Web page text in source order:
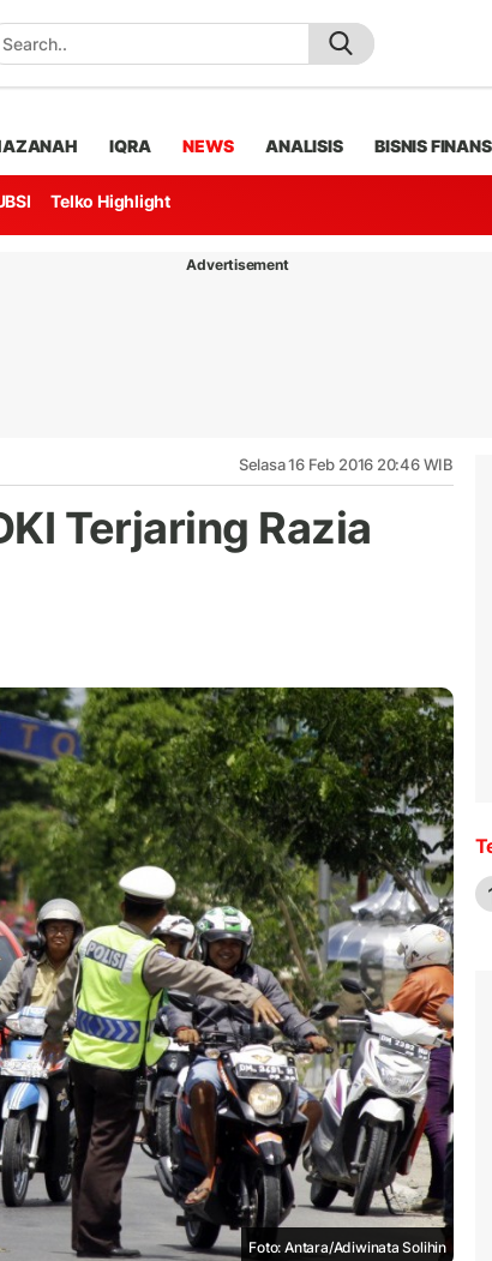
IQRA NEWS ANALISIS BISNIS
Telko Highlight
Advertisement
Selasa 16 Feb 2016 20:46 WIB
Terjaring Razia
Foto: Antara/Adiwinata Solihin